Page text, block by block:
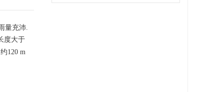
量充沛.
度大于
120 m